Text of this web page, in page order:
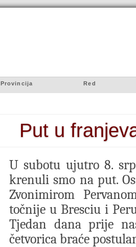
Provincija Red
Put u
U subotu ujutro 8.
krenuli smo na put.
Zvonimirom
točnije u Bresciu i
Tjedan dana prije
četvorica braće